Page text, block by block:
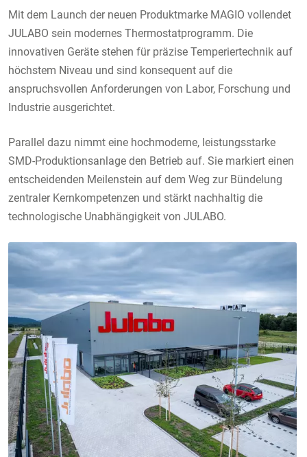
Mit dem Launch der neuen Produktmarke MAGIO vollendet
JULABO sein modernes Thermostatprogramm. Die
innovativen Geräte stehen für präzise Temperiertechnik auf
höchstem Niveau und sind konsequent auf die
anspruchsvollen Anforderungen von Labor, Forschung und
Industrie ausgerichtet.
Parallel dazu nimmt eine hochmoderne, leistungsstarke
SMD-Produktionsanlage den Betrieb auf. Sie markiert einen
entscheidenden Meilenstein auf dem Weg zur Bündelung
zentraler Kernkompetenzen und stärkt nachhaltig die
technologische Unabhängigkeit von JULABO.